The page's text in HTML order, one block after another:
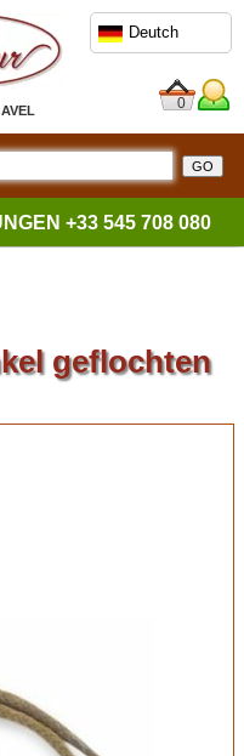
AVEL
Deutch
0
+33 545 708 080
geflochten